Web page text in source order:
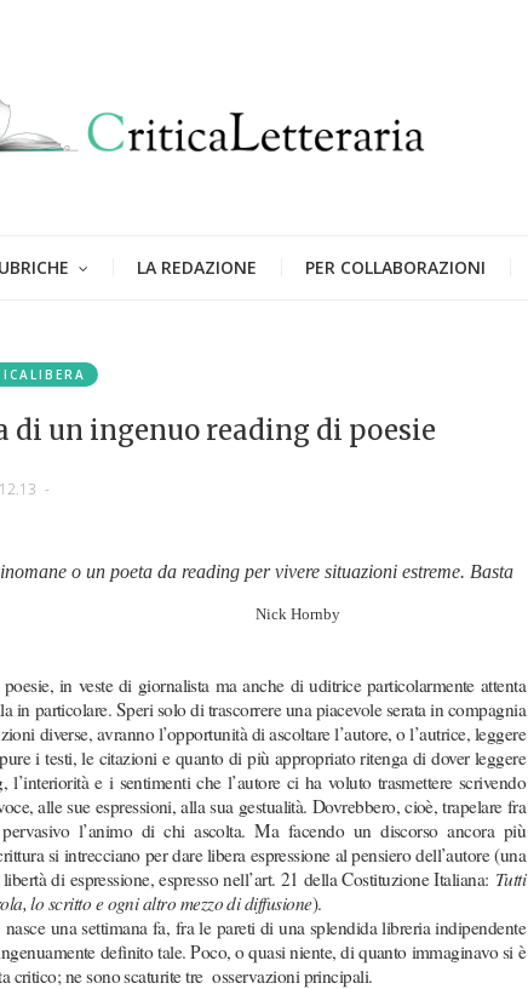
LA REDAZIONE PER COLLABORAZIONI
di un ingenuo reading di poesie
-
o un poeta da reading per vivere situazioni estreme. Basta
in veste di giornalista ma anche di uditrice particolarmente attenta
in particolare. Speri solo di trascorrere una piacevole serata in compagnia
diverse, avranno l’opportunità di ascoltare l’autore, o l’autrice, leggere
i testi, le citazioni e quanto di più appropriato ritenga di dover leggere
l’interiorità e i sentimenti che l’autore ci ha voluto trasmettere scrivendo
alle sue espressioni, alla sua gestualità. Dovrebbero, cioè, trapelare fra
l’animo di chi ascolta. Ma facendo un discorso ancora più
si intrecciano per dare libera espressione al pensiero dell’autore (una
di espressione, espresso nell’art. 21 della Costituzione Italiana: Tutti
lo scritto e ogni altro mezzo di diffusione).
una settimana fa, fra le pareti di una splendida libreria indipendente
definito tale. Poco, o quasi niente, di quanto immaginavo si è
critico; ne sono scaturite tre osservazioni principali.